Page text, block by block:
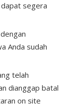
segera
Anda sudah
telah
dianggap batal
on site